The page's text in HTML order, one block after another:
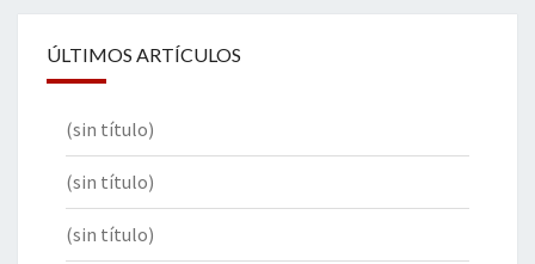
ÚLTIMOS ARTÍCULOS
(sin título)
(sin título)
(sin título)